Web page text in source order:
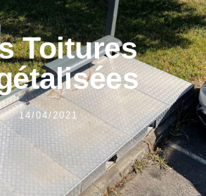
Toitures
14/04/2021